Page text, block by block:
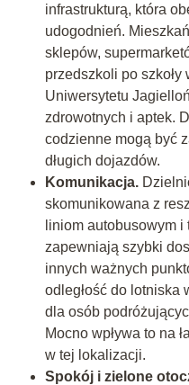
infrastrukturą, która
udogodnień.
sklepów,
przedszkoli po
Uniwersytetu
zdrowotnych i aptek.
codzienne mogą być
długich dojazdów.
Komunikacja.
skomunikowana z
liniom autobusowym
zapewniają szybki
innych ważnych
odległość do lotniska
dla osób
Mocno wpływa to na
w tej lokalizacji.
Spokój i zielone